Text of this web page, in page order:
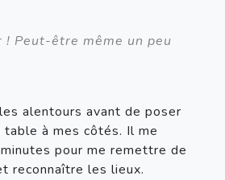
! Peut-être même un peu
alentours avant de poser
table à mes côtés. Il me
pour me remettre de
reconnaître les lieux.